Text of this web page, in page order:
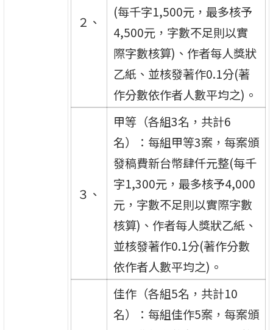
２、
(每千字1,500元，最多核予
4,500元，字數不足則以實
際字數核算)、作者每人獎狀
乙紙、並核發著作0.1分(著
作分數依作者人數平均之)。
３、
甲等（各組3名，共計6
名）：每組甲等3案，每案頒
發稿費新台幣肆仟元整(每千
字1,300元，最多核予4,000
元，字數不足則以實際字數
核算)、作者每人獎狀乙紙、
並核發著作0.1分(著作分數
依作者人數平均之)。
佳作（各組5名，共計10
名）：每組佳作5案，每案頒